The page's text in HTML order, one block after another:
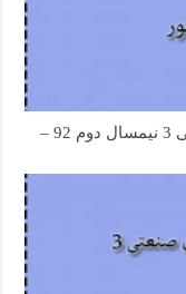
دانلود رایگان نمونه سوال حسابداری صنعتی 3 نیمسال دوم 92 –